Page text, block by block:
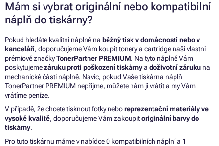
Mám si vybrat originální nebo kompatibilní
náplň do tiskárny?
Pokud hledáte kvalitní náplně na běžný tisk v domácnosti nebo v
kanceláři, doporučujeme Vám koupit tonery a cartridge naší vlastní
prémiové značkyTonerPartner PREMIUM. Na tyto náplně Vám
poskytujemezáruku proti poškození tiskárnya doživotní záruku na
mechanické části náplně. Navíc, pokud Vaše tiskárna náplň
TonerPartner PREMIUM nepřijme, můžete nám ji vrátit a my Vám
vrátíme peníze.
V případě, že chcete tisknout fotky neboreprezentační materiály ve
vysoké kvalitě, doporučujeme Vám zakoupitoriginální barvy do
tiskárny.
Pro tuto tiskárnu máme v nabídce 0 kompatibilních náplní a 1